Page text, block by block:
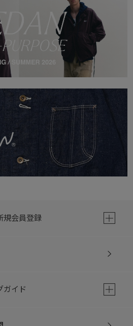
規会員登録
ガイド